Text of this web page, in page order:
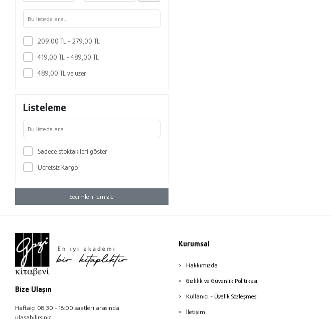
209,00 TL - 279,00 TL
419,00 TL - 489,00 TL
489,00 TL ve üzeri
Listeleme
Sadece stoktakileri göster
Ücretsiz Kargo
Seçimleri Temizle
Bize Ulaşın
Haftaiçi 08:30 - 18:00 saatleri arasında
ulaşabilirsiniz.
Kurumsal
Hakkımızda
Gizlilik ve Güvenlik Politikası
Kullanıcı - Üyelik Sözleşmesi
İletişim